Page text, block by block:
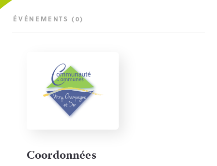
ÉVÉNEMENTS (0)
Coordonnées